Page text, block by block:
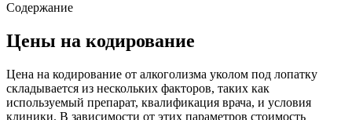
Содержание
Цены на кодирование
Цена на кодирование от алкоголизма уколом под лопатку
складывается из нескольких факторов, таких как
используемый препарат, квалификация врача, и условия
клиники. В зависимости от этих параметров стоимость